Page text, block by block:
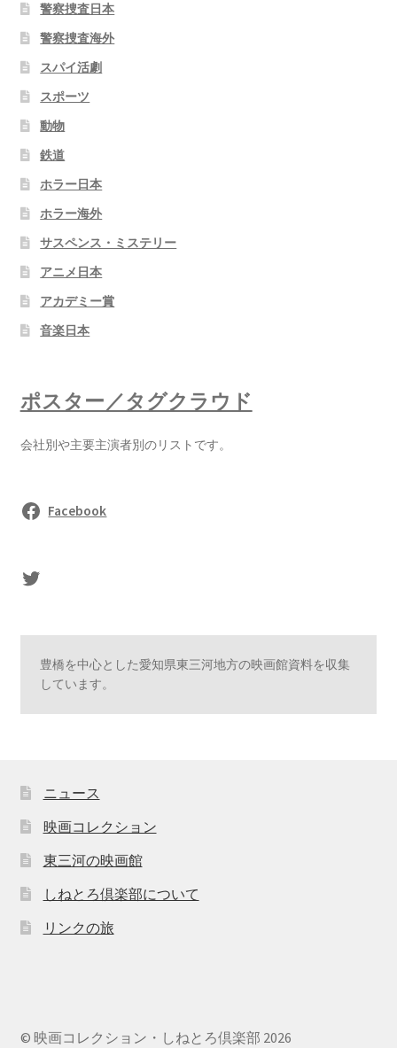
警察捜査日本
警察捜査海外
スパイ活劇
スポーツ
動物
鉄道
ホラー日本
ホラー海外
サスペンス・ミステリー
アニメ日本
アカデミー賞
音楽日本
ポスター／タグクラウド
会社別や主要主演者別のリストです。
Facebook
sasaki's Twitter
豊橋を中心とした愛知県東三河地方の映画館資料を収集
しています。
ニュース
映画コレクション
東三河の映画館
しねとろ倶楽部について
リンクの旅
© 映画コレクション・しねとろ倶楽部 2026